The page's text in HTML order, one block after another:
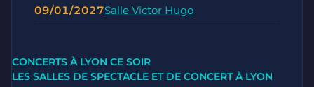
09/01/2027Salle Victor Hugo
CONCERTS À LYON CE SOIR
LES SALLES DE SPECTACLE ET DE CONCERT À LYON